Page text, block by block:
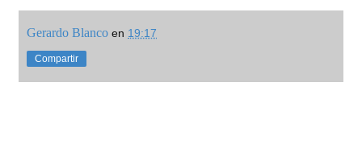
Gerardo Blanco en 19:17
Compartir